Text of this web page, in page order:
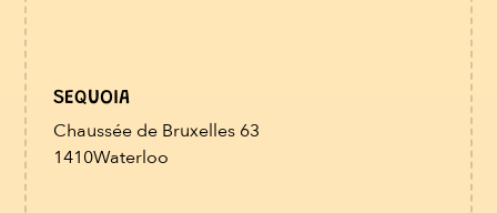
SEQUOIA
Chaussée de Bruxelles 63
1410Waterloo